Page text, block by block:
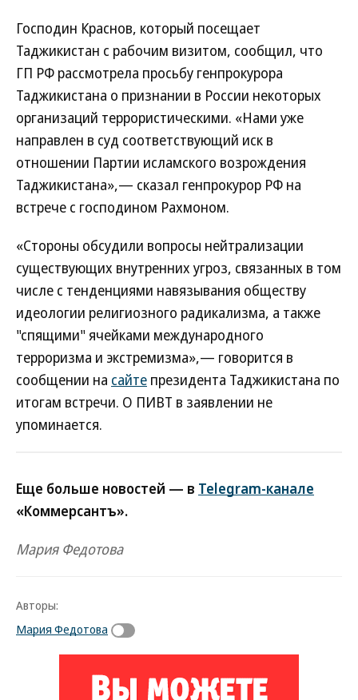
Господин Краснов, который посещает
Таджикистан с рабочим визитом, сообщил, что
ГП РФ рассмотрела просьбу генпрокурора
Таджикистана о признании в России некоторых
организаций террористическими. «Нами уже
направлен в суд соответствующий иск в
отношении Партии исламского возрождения
Таджикистана»,— сказал генпрокурор РФ на
встрече с господином Рахмоном.
«Стороны обсудили вопросы нейтрализации
существующих внутренних угроз, связанных в том
числе с тенденциями навязывания обществу
идеологии религиозного радикализма, а также
"спящими" ячейками международного
терроризма и экстремизма»,— говорится в
сообщении на сайте президента Таджикистана по
итогам встречи. О ПИВТ в заявлении не
упоминается.
Еще больше новостей — в Telegram-канале
«Коммерсантъ».
Мария Федотова
Авторы:
Мария Федотова